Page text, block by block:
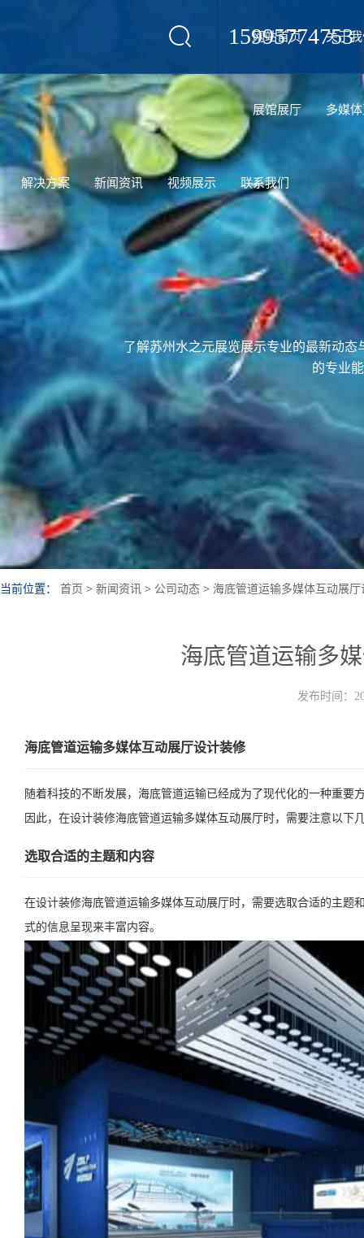
15995774753
网站首页 关于
展馆展厅 多媒
解决方案 新闻资讯 视频展示 联系我们
了解苏州水之元展览展示专业的最新动
的专业
当前位置： 首页 > 新闻资讯 > 公司动态 > 海底管道运输多媒体互动展厅
海底管道运输多
发布时间：
海底管道运输多媒体互动展厅设计装修
随着科技的不断发展，海底管道运输已经成为了现代化的一种重
因此，在设计装修海底管道运输多媒体互动展厅时，需要注意以下
选取合适的主题和内容
在设计装修海底管道运输多媒体互动展厅时，需要选取合适的主
式的信息呈现来丰富内容。